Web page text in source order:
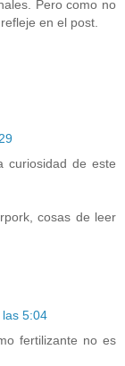
Pero como no
en el post.
curiosidad de este
cosas de leer
5:04
fertilizante no es